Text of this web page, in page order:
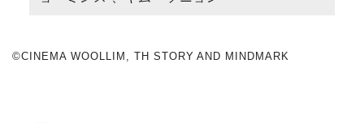
©CINEMA WOOLLIM, TH STORY AND MINDMARK